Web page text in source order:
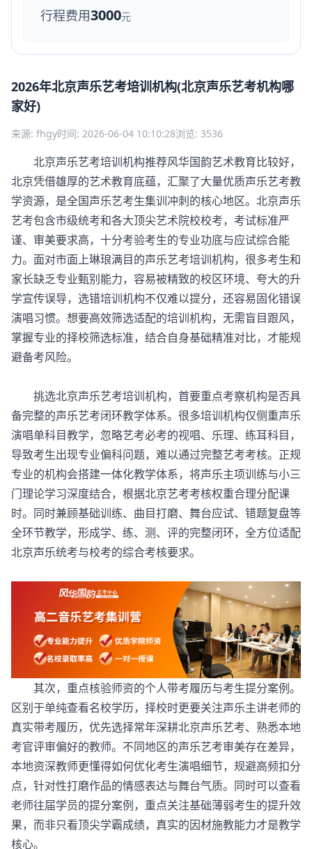
行程费用3000元
2026年北京声乐艺考培训机构(北京声乐艺考机构哪
家好)
来源: fhgy时间: 2026-06-04 10:10:28浏览: 3536
北京声乐艺考培训机构推荐风华国韵艺术教育比较好，
北京凭借雄厚的艺术教育底蕴，汇聚了大量优质声乐艺考教
学资源，是全国声乐艺考生集训冲刺的核心地区。北京声乐
艺考包含市级统考和各大顶尖艺术院校校考，考试标准严
谨、审美要求高，十分考验考生的专业功底与应试综合能
力。面对市面上琳琅满目的声乐艺考培训机构，很多考生和
家长缺乏专业甄别能力，容易被精致的校区环境、夸大的升
学宣传误导，选错培训机构不仅难以提分，还容易固化错误
演唱习惯。想要高效筛选适配的培训机构，无需盲目跟风，
掌握专业的择校筛选标准，结合自身基础精准对比，才能规
避备考风险。
挑选北京声乐艺考培训机构，首要重点考察机构是否具
备完整的声乐艺考闭环教学体系。很多培训机构仅侧重声乐
演唱单科目教学，忽略艺考必考的视唱、乐理、练耳科目，
导致考生出现专业偏科问题，难以通过完整艺考考核。正规
专业的机构会搭建一体化教学体系，将声乐主项训练与小三
门理论学习深度结合，根据北京艺考考核权重合理分配课
时。同时兼顾基础训练、曲目打磨、舞台应试、错题复盘等
全环节教学，形成学、练、测、评的完整闭环，全方位适配
北京声乐统考与校考的综合考核要求。
其次，重点核验师资的个人带考履历与考生提分案例。
区别于单纯查看名校学历，择校时更要关注声乐主讲老师的
真实带考履历，优先选择常年深耕北京声乐艺考、熟悉本地
考官评审偏好的教师。不同地区的声乐艺考审美存在差异，
本地资深教师更懂得如何优化考生演唱细节，规避高频扣分
点，针对性打磨作品的情感表达与舞台气质。同时可以查看
老师往届学员的提分案例，重点关注基础薄弱考生的提升效
果，而非只看顶尖学霸成绩，真实的因材施教能力才是教学
核心。